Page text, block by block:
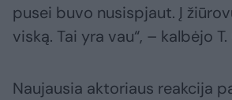
pusei buvo nusispjaut. Į
viską. Tai yra vau“, – kalbėjo T.
Naujausia aktoriaus reakcija